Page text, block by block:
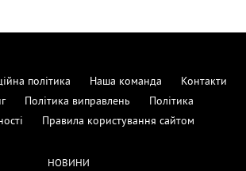
політика Наша команда
Контакти
Політика виправлень
Політика
Правила користування сайтом
НОВИНИ